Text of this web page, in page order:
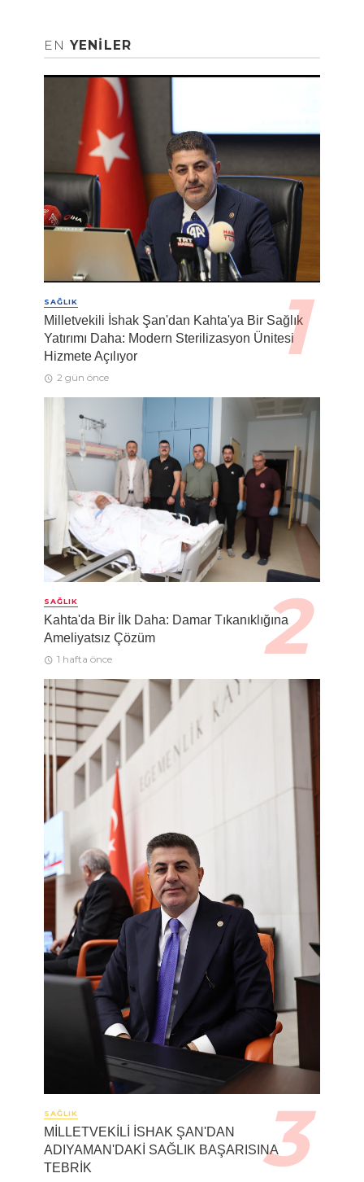
EN YENILER
SAĞLIK
Milletvekili İshak Şan'dan Kahta'ya Bir Sağlık
Yatırımı Daha: Modern Sterilizasyon Ünitesi
Hizmete Açılıyor
2 gün önce
SAĞLIK
Kahta'da Bir İlk Daha: Damar Tıkanıklığına
Ameliyatsız Çözüm
1 hafta önce
SAĞLIK
MİLLETVEKİLİ İSHAK ŞAN'DAN
ADIYAMAN'DAKİ SAĞLIK BAŞARISINA
TEBRİK